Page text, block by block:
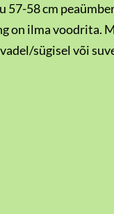
57-58 cm
on ilma voodrita.
sügisel või